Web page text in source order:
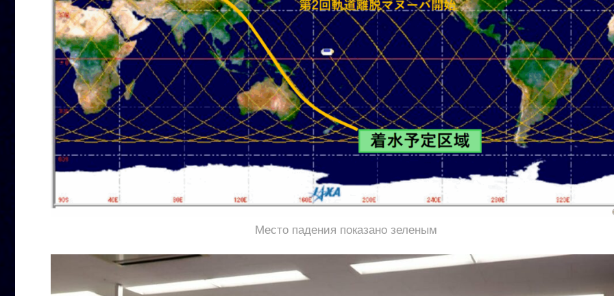
Место падения показано зеленым